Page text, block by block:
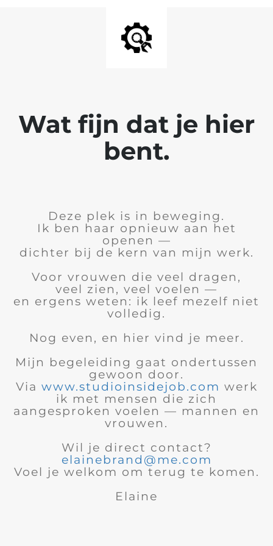
Wat fijn dat je hier
bent.
Deze plek is in beweging.
Ik ben haar opnieuw aan het
openen —
dichter bij de kern van mijn werk.
Voor vrouwen die veel dragen,
veel zien, veel voelen —
en ergens weten: ik leef mezelf niet
volledig.
Nog even, en hier vind je meer.
Mijn begeleiding gaat ondertussen
gewoon door.
Via www.studioinsidejob.com werk
ik met mensen die zich
aangesproken voelen — mannen en
vrouwen.
Wil je direct contact?
elainebrand@me.com
Voel je welkom om terug te komen.
Elaine